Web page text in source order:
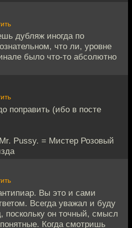
дубляж иногда по
что ли, уровне
было что-то абсолютно
поправить (ибо в посте
Pussy. = Мистер Розовый
Вы это и сами
Всегда уважал и буду
поскольку он точный, смысл
Когда смотришь